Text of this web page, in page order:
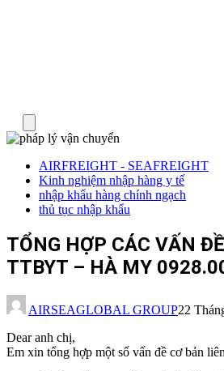
AIRFREIGHT - SEAFREIGHT
Kinh nghiệm nhập hàng y tế
nhập khẩu hàng chính ngạch
thủ tục nhập khẩu
TỔNG HỢP CÁC VẤN
TTBYT – HÀ MY
AIRSEAGLOBAL GROUP22
Dear anh chị,
Em xin tổng hợp một số vấn đề cơ bản